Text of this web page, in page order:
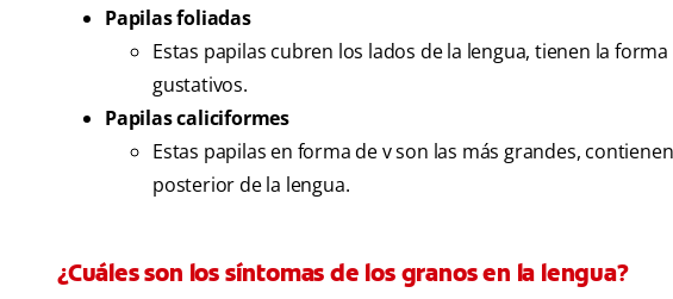
Papilas foliadas
Estas papilas cubren los lados de la lengua, tienen la
gustativos.
Papilas caliciformes
Estas papilas en forma de v son las más grandes,
posterior de la lengua.
¿Cuáles son los síntomas de los granos en la lengua?